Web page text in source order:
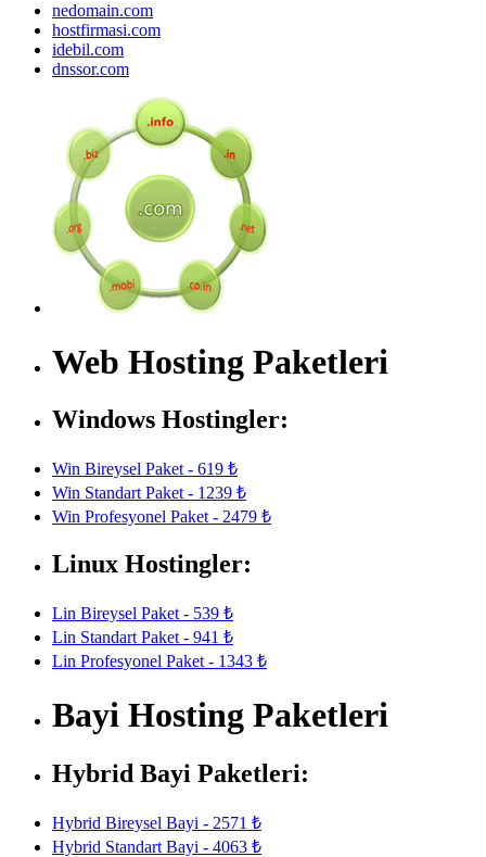
nedomain.com
hostfirmasi.com
idebil.com
dnssor.com
Web Hosting Paketleri
Windows Hostingler:
Win Bireysel Paket - 619 ₺
Win Standart Paket - 1239 ₺
Win Profesyonel Paket - 2479 ₺
Linux Hostingler:
Lin Bireysel Paket - 539 ₺
Lin Standart Paket - 941 ₺
Lin Profesyonel Paket - 1343 ₺
Bayi Hosting Paketleri
Hybrid Bayi Paketleri:
Hybrid Bireysel Bayi - 2571 ₺
Hybrid Standart Bayi - 4063 ₺